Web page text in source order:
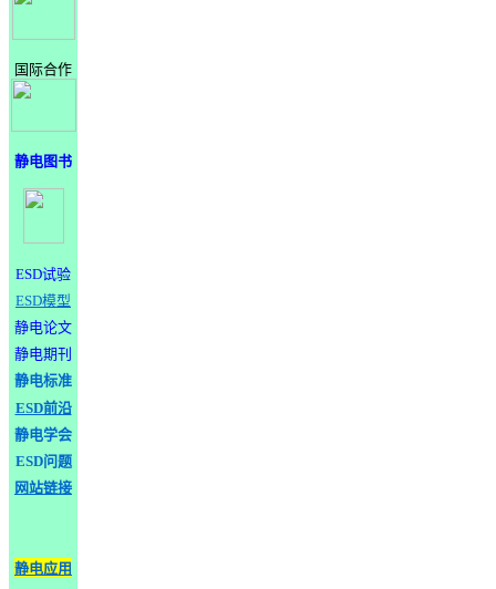
国际合作
静电图书
ESD试验
ESD模型
静电论文
静电期刊
静电标准
ESD前沿
静电学会
ESD问题
网站链接
静电应用